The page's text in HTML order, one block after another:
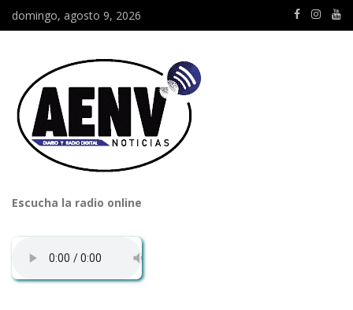
domingo, agosto 9, 2026
Escucha la radio online